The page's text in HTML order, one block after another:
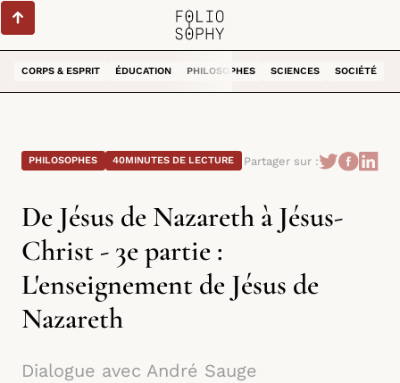
CORPS & ESPRIT ÉDUCATION PHILOSOPHES SCIENCES SOCIÉTÉ
PHILOSOPHES 40MINUTES DE LECTURE Partager sur :
De Jésus de Nazareth à Jésus-
Christ - 3e partie :
L'enseignement de Jésus de
Nazareth
Dialogue avec André Sauge